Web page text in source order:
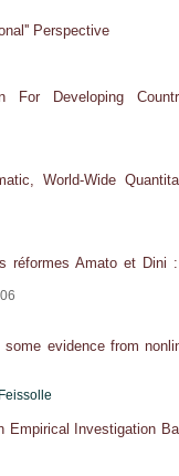
Perspective
For Developing
World-Wide
réformes Amato et Dini
evidence from
Empirical Investigation